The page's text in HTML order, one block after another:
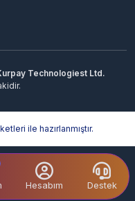
Hesabım Destek
Technologiest Ltd.
ile hazırlanmıştır.